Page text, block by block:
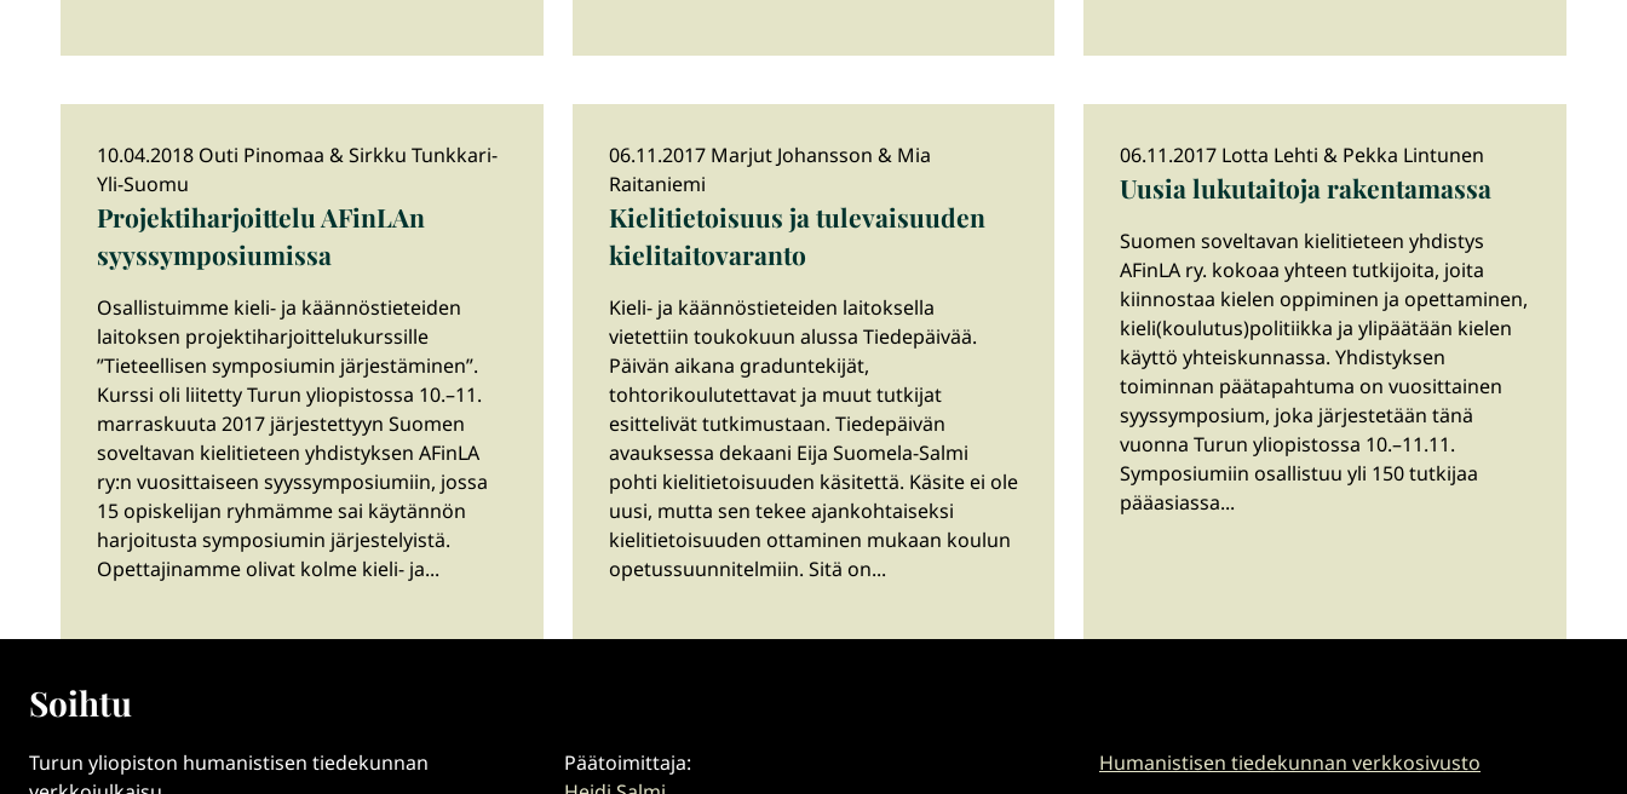
10.04.2018 Outi Pinomaa & Sirkku Tunkkari-
Yli-Suomu
Projektiharjoittelu AFinLAn
syyssymposiumissa
Osallistuimme kieli- ja käännöstieteiden
laitoksen projektiharjoittelukurssille
”Tieteellisen symposiumin järjestäminen”.
Kurssi oli liitetty Turun yliopistossa 10.–11.
marraskuuta 2017 järjestettyyn Suomen
soveltavan kielitieteen yhdistyksen AFinLA
ry:n vuosittaiseen syyssymposiumiin, jossa
15 opiskelijan ryhmämme sai käytännön
harjoitusta symposiumin järjestelyistä.
Opettajinamme olivat kolme kieli- ja...
06.11.2017 Marjut Johansson & Mia
Raitaniemi
Kielitietoisuus ja tulevaisuuden
kielitaitovaranto
Kieli- ja käännöstieteiden laitoksella
vietettiin toukokuun alussa Tiedepäivää.
Päivän aikana graduntekijät,
tohtorikoulutettavat ja muut tutkijat
esittelivät tutkimustaan. Tiedepäivän
avauksessa dekaani Eija Suomela-Salmi
pohti kielitietoisuuden käsitettä. Käsite ei ole
uusi, mutta sen tekee ajankohtaiseksi
kielitietoisuuden ottaminen mukaan koulun
opetussuunnitelmiin. Sitä on...
06.11.2017 Lotta Lehti & Pekka Lintunen
Uusia lukutaitoja rakentamassa
Suomen soveltavan kielitieteen yhdistys
AFinLA ry. kokoaa yhteen tutkijoita, joita
kiinnostaa kielen oppiminen ja opettaminen,
kieli(koulutus)politiikka ja ylipäätään kielen
käyttö yhteiskunnassa. Yhdistyksen
toiminnan päätapahtuma on vuosittainen
syyssymposium, joka järjestetään tänä
vuonna Turun yliopistossa 10.–11.11.
Symposiumiin osallistuu yli 150 tutkijaa
pääasiassa...
Soihtu
Turun yliopiston humanistisen tiedekunnan
Päätoimittaja:
Humanistisen tiedekunnan verkkosivusto